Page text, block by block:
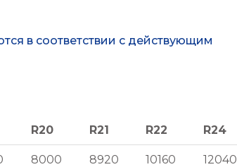
в соответствии с действующим
R20 R21 R22
R24
R20 R21 R22 R24
8000 8920 10160 12040